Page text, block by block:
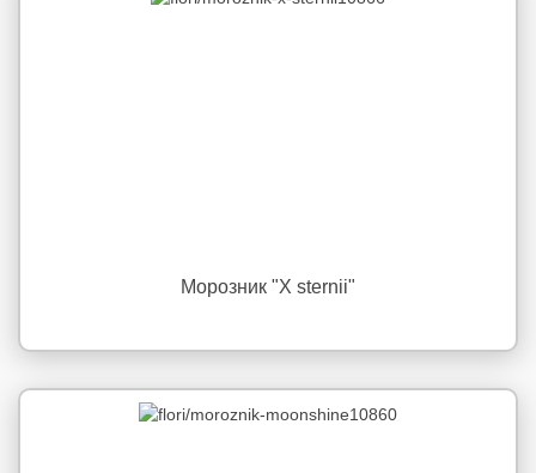
Морозник "X sternii"